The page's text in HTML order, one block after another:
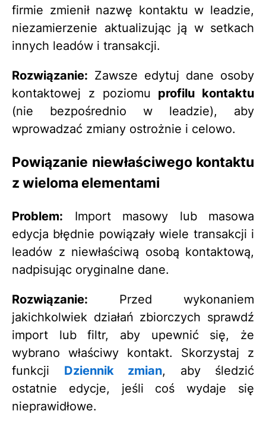
firmie zmienił nazwę kontaktu w leadzie,
niezamierzenie aktualizując ją w setkach
innych leadów i transakcji.
Rozwiązanie: Zawsze edytuj dane osoby
kontaktowej z poziomu profilu kontaktu
(nie bezpośrednio w leadzie), aby
wprowadzać zmiany ostrożnie i celowo.
Powiązanie niewłaściwego kontaktu
z wieloma elementami
Problem: Import masowy lub masowa
edycja błędnie powiązały wiele transakcji i
leadów z niewłaściwą osobą kontaktową,
nadpisując oryginalne dane.
Rozwiązanie: Przed wykonaniem
jakichkolwiek działań zbiorczych sprawdź
import lub filtr, aby upewnić się, że
wybrano właściwy kontakt. Skorzystaj z
funkcji Dziennik zmian, aby śledzić
ostatnie edycje, jeśli coś wydaje się
nieprawidłowe.